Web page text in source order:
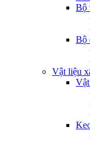
Bộ
Bộ
Vật liệu